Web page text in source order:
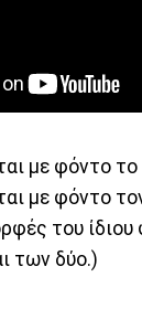
με φόντο
με φόντο
του
των δύο.)